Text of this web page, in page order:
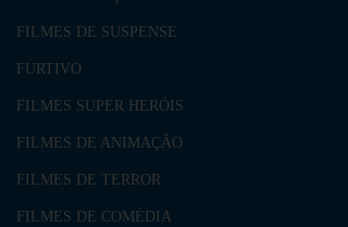
FILMES DE SUSPENSE
FURTIVO
FILMES SUPER HERÓIS
FILMES DE ANIMAÇÃO
FILMES DE TERROR
FILMES DE COMÉDIA